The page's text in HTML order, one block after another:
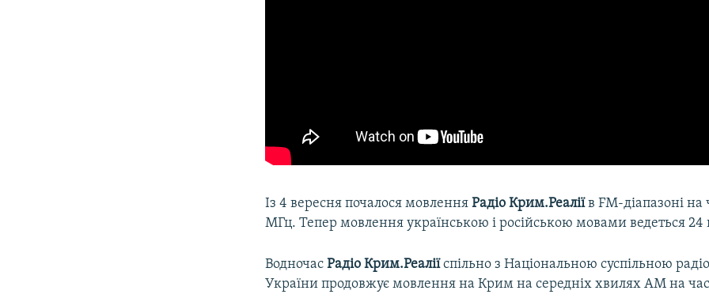
Із 4 вересня почалося мовленняРадіо Крим.Реаліїв FM-діапазоні на
МГц. Тепер мовлення українською і російською мовами ведеться 24
ВодночасРадіо Крим.Реаліїспільно з Національною суспільною
України продовжує мовлення на Крим на середніх хвилях АМ на